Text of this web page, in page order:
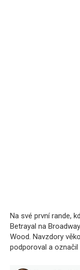
Na své první rande,
Betrayal na
Wood. Navzdory
podporoval a označil